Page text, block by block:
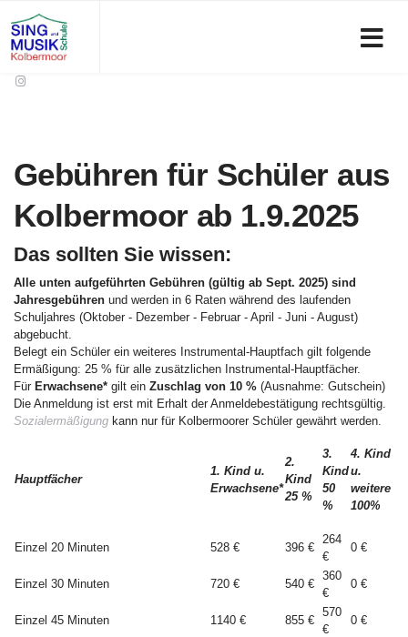
Gebühren für Schüler aus
Kolbermoor ab 1.9.2025
Das sollten Sie wissen:
Alle unten aufgeführten Gebühren (gültig ab Sept. 2025) sind
Jahresgebühren und werden in 6 Raten während des laufenden
Schuljahres (Oktober - Dezember - Februar - April - Juni - August)
abgebucht.
Belegt ein Schüler ein weiteres Instrumental-Hauptfach gilt folgende
Ermäßigung: 25 % für alle zusätzlichen Instrumental-Hauptfächer.
Für Erwachsene* gilt ein Zuschlag von 10 % (Ausnahme: Gutschein)
Die Anmeldung ist erst mit Erhalt der Anmeldebestätigung rechtsgültig.
Sozialermäßigung kann nur für Kolbermoorer Schüler gewährt werden.
Hauptfächer
1. Kind u.
Erwachsene*
2.
Kind
25 %
3.
Kind
50
%
4. Kind
u.
weitere
100%
Einzel 20 Minuten 528 € 396 €
264
€
0 €
Einzel 30 Minuten 720 € 540 €
360
€
0 €
Einzel 45 Minuten 1140 € 855 €
570
€
0 €